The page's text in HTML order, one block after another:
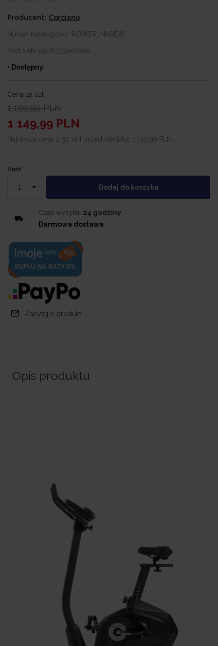
Producent: Corciano
Numer Katalogowy: ROWER_NAREW
Kod EAN: 5906333006021
• Dostępny
Cena za szt
1 199,99 PLN
1 149,99 PLN
Najniższa cena z 30 dni przed obniżką: 1 149,99 PLN
Ilość
Dodaj do koszyka
Czas wysyłki: 24 godziny
Darmowa dostawa
Zapytaj o produkt
Opis produktu